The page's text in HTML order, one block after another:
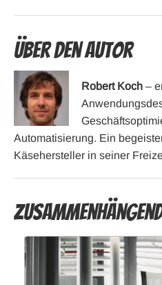
Über den Autor
Robert Koch –
Automatisierung. Ein
Käsehersteller in seiner